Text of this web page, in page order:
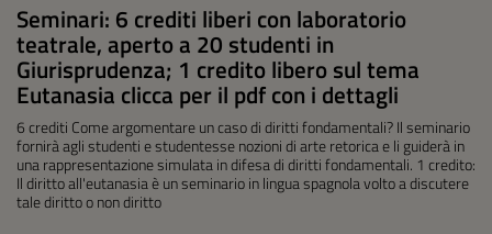
Seminari: 6 crediti liberi con laboratorio
teatrale, aperto a 20 studenti in
Giurisprudenza; 1 credito libero sul tema
Eutanasia clicca per il pdf con i dettagli
6 crediti Come argomentare un caso di diritti fondamentali? Il seminario
fornirà agli studenti e studentesse nozioni di arte retorica e li guiderà in
una rappresentazione simulata in difesa di diritti fondamentali. 1 credito:
Il diritto all'eutanasia è un seminario in lingua spagnola volto a discutere
tale diritto o non diritto